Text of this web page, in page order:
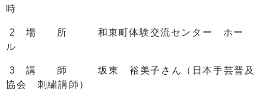
時
2 場 所 和束町体験交流センター ホー
ル
3 講 師 坂東 裕美子さん（日本手芸普及
協会 刺繍講師）